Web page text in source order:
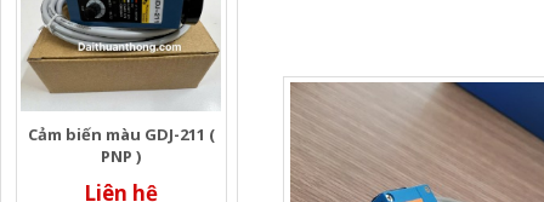
Cảm biến màu GDJ-211 (
PNP )
Liên hệ